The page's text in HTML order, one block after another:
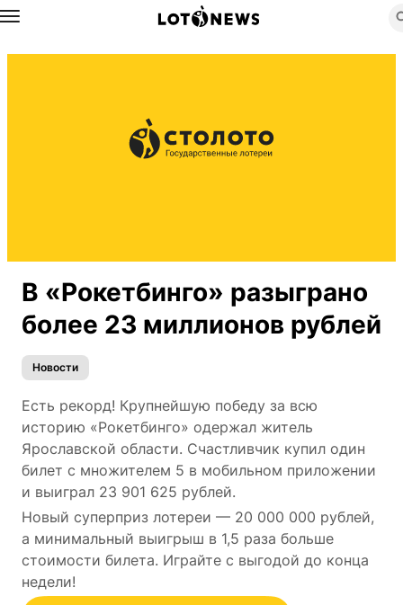
Назад
В «Рокетбинго» разыграно
более 23 миллионов рублей
Новости
Есть рекорд! Крупнейшую победу за всю
историю «Рокетбинго» одержал житель
Ярославской области. Счастливчик купил один
билет с множителем 5 в мобильном приложении
и выиграл 23 901 625 рублей.
Новый суперприз лотереи — 20 000 000 рублей,
а минимальный выигрыш в 1,5 раза больше
стоимости билета. Играйте с выгодой до конца
недели!